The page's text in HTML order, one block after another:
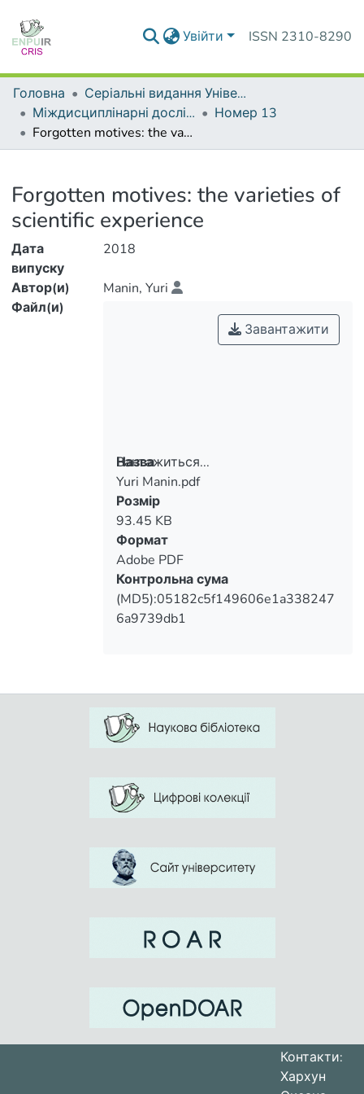
Увійти ISSN 2310-8290
Головна
Серіальні видання Університету
Міждисциплінарні дослідження складних систем
Номер 13
Forgotten motives: the varieties of scientific experience
Forgotten motives: the varieties of
scientific experience
Дата
випуску
2018
Автор(и)
Manin, Yuri
Файл(и)
Вантажиться...
Вантажиться...
Завантажити
Назва
Yuri Manin.pdf
Розмір
93.45 KB
Формат
Adobe PDF
Контрольна сума
(MD5):05182c5f149606e1a338247
6a9739db1
Контакти:
Хархун